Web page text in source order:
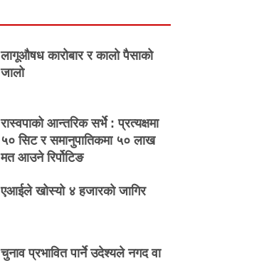
लागूऔषध कारोबार र कालो पैसाको
जालो
रास्वपाको आन्तरिक सर्भे : प्रत्यक्षमा
५० सिट र समानुपातिकमा ५० लाख
मत आउने रिर्पोटिङ
एआईले खोस्यो ४ हजारको जागिर
चुनाव प्रभावित पार्ने उदेश्यले नगद वा